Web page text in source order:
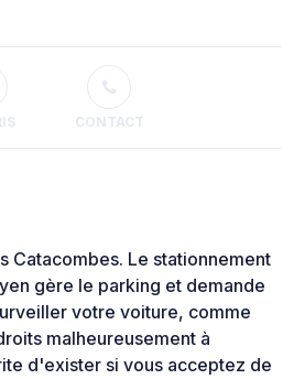
CONTACT
Catacombes. Le stationnement
gère le parking et demande
votre voiture, comme
malheureusement à
d'exister si vous acceptez de